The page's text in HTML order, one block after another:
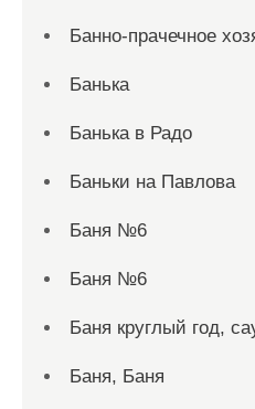
Банно-прачечное
Банька
Банька в Радо
Баньки на Павлова
Баня №6
Баня №6
Баня круглый год,
Баня, Баня